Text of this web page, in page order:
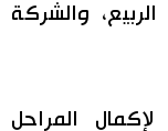
والشركة
المراحل